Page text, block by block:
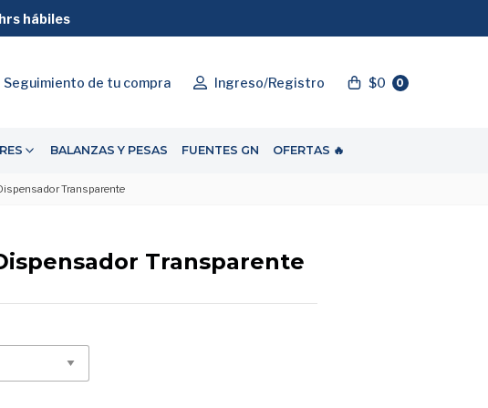
Seguimiento de tu compra Ingreso/Registro $0 0
BALANZAS Y PESAS FUENTES GN OFERTAS 🔥
hábiles
Transparente
Transparente